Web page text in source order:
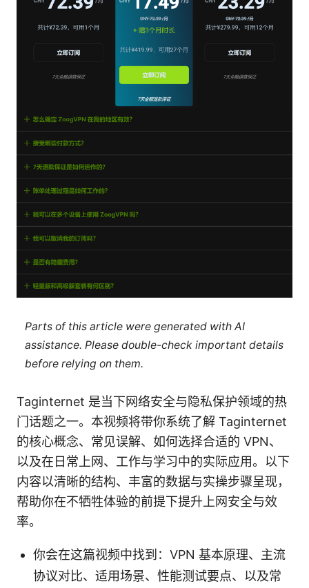
Parts of this article were generated with AI
assistance. Please double-check important details
before relying on them.
Taginternet 是当下网络安全与隐私保护领域的热
门话题之一。本视频将带你系统了解 Taginternet
的核心概念、常见误解、如何选择合适的 VPN、
以及在日常上网、工作与学习中的实际应用。以下
内容以清晰的结构、丰富的数据与实操步骤呈现，
帮助你在不牺牲体验的前提下提升上网安全与效
率。
你会在这篇视频中找到：VPN 基本原理、主流
协议对比、适用场景、性能测试要点、以及常